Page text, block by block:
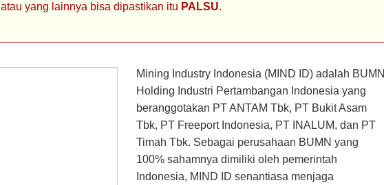
atau yang lainnya bisa dipastikan itu PALSU.
Mining Industry Indonesia (MIND ID) adalah BUMN
Holding Industri Pertambangan Indonesia yang
beranggotakan PT ANTAM Tbk, PT Bukit Asam
Tbk, PT Freeport Indonesia, PT INALUM, dan PT
Timah Tbk. Sebagai perusahaan BUMN yang
100% sahamnya dimiliki oleh pemerintah
Indonesia, MIND ID senantiasa menjaga